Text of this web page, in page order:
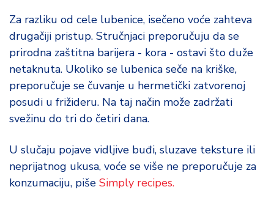
Za razliku od cele lubenice, isečeno voće zahteva
drugačiji pristup. Stručnjaci preporučuju da se
prirodna zaštitna barijera - kora - ostavi što duže
netaknuta. Ukoliko se lubenica seče na kriške,
preporučuje se čuvanje u hermetički zatvorenoj
posudi u frižideru. Na taj način može zadržati
svežinu do tri do četiri dana.
U slučaju pojave vidljive buđi, sluzave teksture ili
neprijatnog ukusa, voće se više ne preporučuje za
konzumaciju, piše Simply recipes.